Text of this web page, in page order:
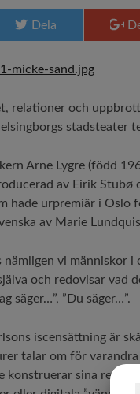
Dela
relationer och
stadsteater
Arne Lygre (född
av Eirik Stubø
hade urpremiär i Oslo
av Marie
nämligen vi människor
och redovisar vad
säger…”, ”Du säger…”.
iscensättning är
talar om för
sina